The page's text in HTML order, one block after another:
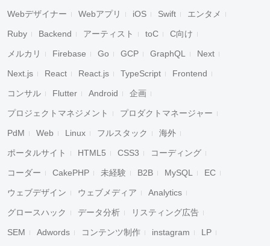
Webデザイナー Webアプリ iOS Swift エンタメ
Ruby Backend アーティスト toC C向け
メルカリ Firebase Go GCP GraphQL Next
Next.js React React.js TypeScript Frontend
コンサル Flutter Android 企画
プロジェクトマネジメント プロダクトマネージャー
PdM Web Linux フルスタック 海外
ポータルサイト HTML5 CSS3 コーディング
コーダー CakePHP 未経験 B2B MySQL EC
ウェブデザイン ウェブメディア Analytics
グロースハック データ分析 リスティング広告
SEM Adwords コンテンツ制作 instagram LP